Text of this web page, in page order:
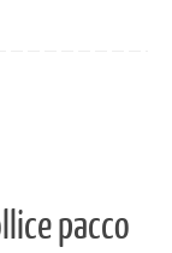
pacco